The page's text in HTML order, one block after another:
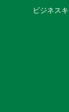
ビジネス